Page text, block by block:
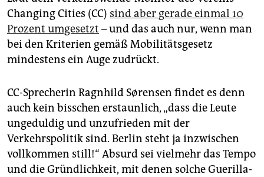
Changing Cities (CC) sind aber gerade einmal 10
Prozent umgesetzt – und das auch nur, wenn man
bei den Kriterien gemäß Mobilitätsgesetz
mindestens ein Auge zudrückt.
CC-Sprecherin Ragnhild Sørensen findet es denn
auch kein bisschen erstaunlich, „dass die Leute
ungeduldig und unzufrieden mit der
Verkehrspolitik sind. Berlin steht ja inzwischen
vollkommen still!“ Absurd sei vielmehr das Tempo
und die Gründlichkeit, mit denen solche Guerilla-